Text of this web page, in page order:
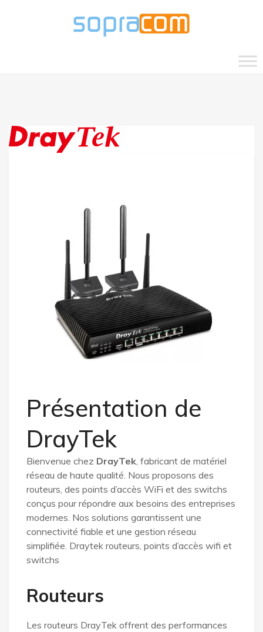
Présentation de
DrayTek
Bienvenue chez DrayTek, fabricant de matériel
réseau de haute qualité. Nous proposons des
routeurs, des points d’accès WiFi et des switchs
conçus pour répondre aux besoins des entreprises
modernes. Nos solutions garantissent une
connectivité fiable et une gestion réseau
simplifiée. Draytek routeurs, points d’accès wifi et
switchs
Routeurs
Les routeurs DrayTek offrent des performances